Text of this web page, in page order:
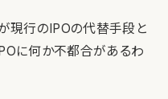
現行のIPOの代替手段と
に何か不都合があるわ